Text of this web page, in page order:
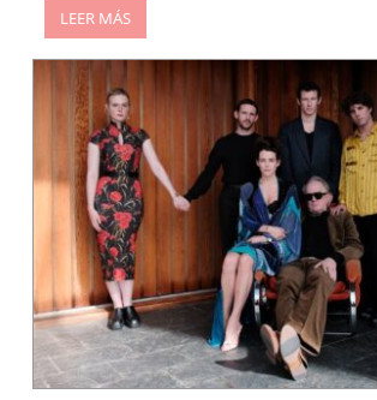
LEER MÁS